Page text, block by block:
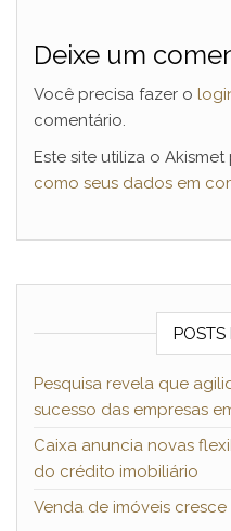
Deixe um
Você precisa fazer o
comentário.
Este site utiliza o
como seus dados em
POSTS
Pesquisa revela que
sucesso das empresas
Caixa anuncia novas
do crédito imobiliário
Venda de imóveis cresce